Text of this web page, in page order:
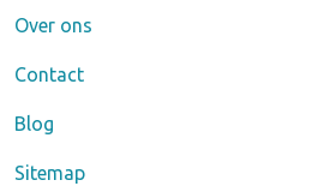
Over ons
Contact
Blog
Sitemap